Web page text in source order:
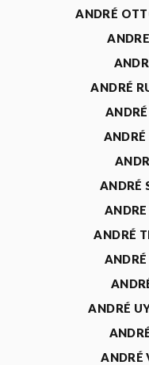
ANDRÉ
ANDRÉ
ANDRÉ
ANDRÉ
ANDRE
ANDRÉ
ANDRÉ
ANDRÉ